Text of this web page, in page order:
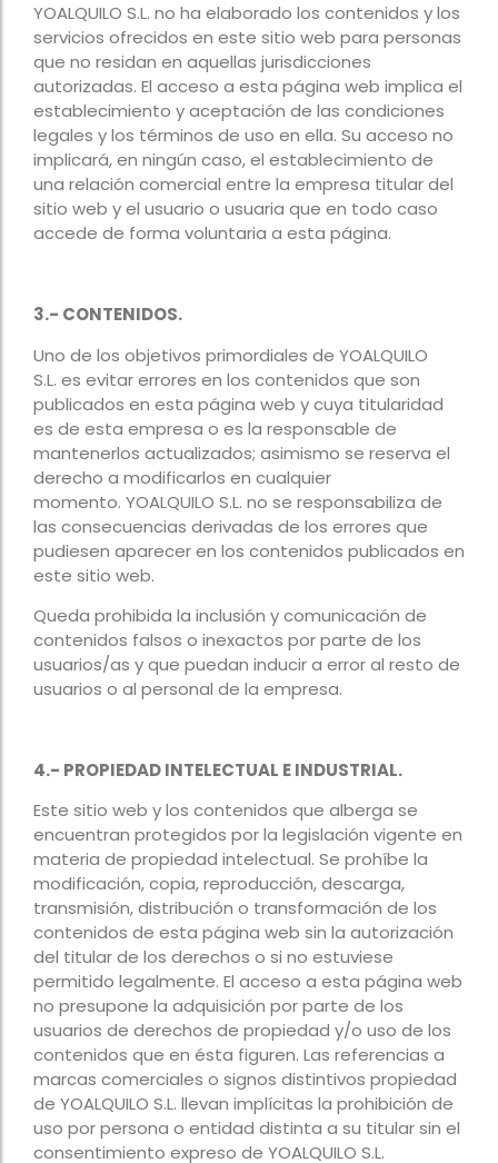
YOALQUILO S.L. no ha elaborado los contenidos y los
servicios ofrecidos en este sitio web para personas
que no residan en aquellas jurisdicciones
autorizadas. El acceso a esta página web implica el
establecimiento y aceptación de las condiciones
legales y los términos de uso en ella. Su acceso no
implicará, en ningún caso, el establecimiento de
una relación comercial entre la empresa titular del
sitio web y el usuario o usuaria que en todo caso
accede de forma voluntaria a esta página.
3.- CONTENIDOS.
Uno de los objetivos primordiales de YOALQUILO
S.L. es evitar errores en los contenidos que son
publicados en esta página web y cuya titularidad
es de esta empresa o es la responsable de
mantenerlos actualizados; asimismo se reserva el
derecho a modificarlos en cualquier
momento. YOALQUILO S.L. no se responsabiliza de
las consecuencias derivadas de los errores que
pudiesen aparecer en los contenidos publicados en
este sitio web.
Queda prohibida la inclusión y comunicación de
contenidos falsos o inexactos por parte de los
usuarios/as y que puedan inducir a error al resto de
usuarios o al personal de la empresa.
4.- PROPIEDAD INTELECTUAL E INDUSTRIAL.
Este sitio web y los contenidos que alberga se
encuentran protegidos por la legislación vigente en
materia de propiedad intelectual. Se prohíbe la
modificación, copia, reproducción, descarga,
transmisión, distribución o transformación de los
contenidos de esta página web sin la autorización
del titular de los derechos o si no estuviese
permitido legalmente. El acceso a esta página web
no presupone la adquisición por parte de los
usuarios de derechos de propiedad y/o uso de los
contenidos que en ésta figuren. Las referencias a
marcas comerciales o signos distintivos propiedad
de YOALQUILO S.L. llevan implícitas la prohibición de
uso por persona o entidad distinta a su titular sin el
consentimiento expreso de YOALQUILO S.L.